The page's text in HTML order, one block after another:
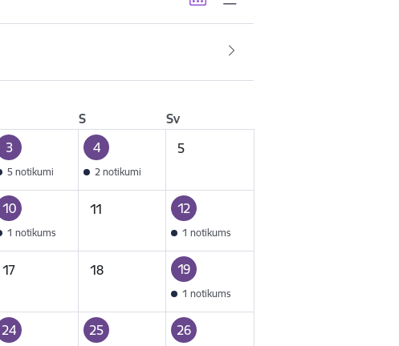
S
Sv
3
5 notikumi
4
2 notikumi
5
10
1 notikums
11 12
1 notikums
17 18 19
1 notikums
24 25 26